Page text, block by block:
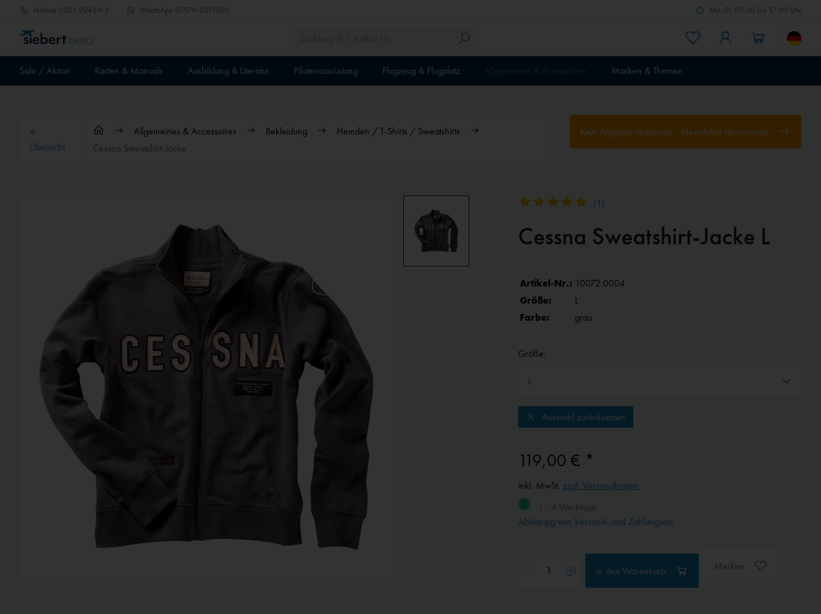
Hotline 0251-92459-3 WhatsApp 01579-2351959 Mo.-Fr. 09:00 bis 17:00 Uhr
Sale / Aktion Karten & Manuals Ausbildung & Literatur Pilotenausrüstung Flugzeug & Flugplatz Marken & Themen
Übersicht
Allgemeines & Accessoires Bekleidung
Hemden / T-Shirts / Sweatshirts
Cessna Sweatshirt-Jacke
Kein Angebot verpassen - Newsletter abonnieren
( 1 )
Cessna Sweatshirt-Jacke L
Artikel-Nr.: 10072.0004
Größe:
L
Farbe:
grau
Größe:
Auswahl zurücksetzen
119,00 € *
inkl. MwSt. zzgl. Versandkosten
Abhängig von Versand- und Zahlungsart
In den Warenkorb Merken